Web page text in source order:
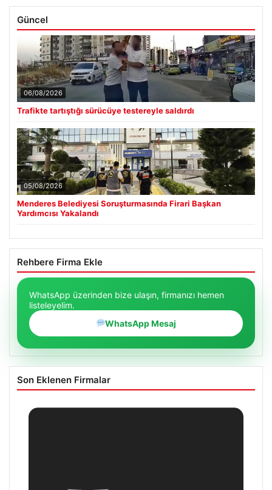
Güncel
06/08/2026
Trafikte tartıştığı sürücüye testereyle saldırdı
05/08/2026
Menderes Belediyesi Soruşturmasında Firari Başkan
Yardımcısı Yakalandı
Rehbere Firma Ekle
WhatsApp üzerinden bize ulaşın, firmanızı hemen
listeleyelim.
WhatsApp Mesaj
Son Eklenen Firmalar